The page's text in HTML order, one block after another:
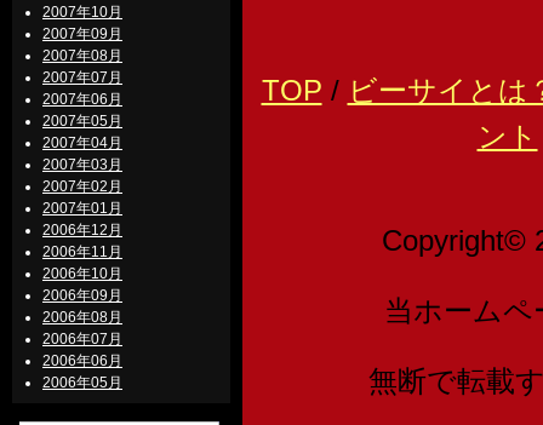
2007年10月
2007年09月
2007年08月
2007年07月
2007年06月
2007年05月
2007年04月
2007年03月
2007年02月
2007年01月
2006年12月
2006年11月
2006年10月
2006年09月
2006年08月
2006年07月
2006年06月
2006年05月
TOP / ビーサイとは
ント
Copyright©
当ホーム
無断で転載